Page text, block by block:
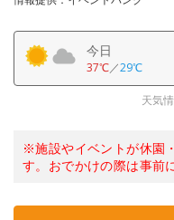
今日
37℃／29℃
天気
※施設やイベントが休園
す。おでかけの際は事前